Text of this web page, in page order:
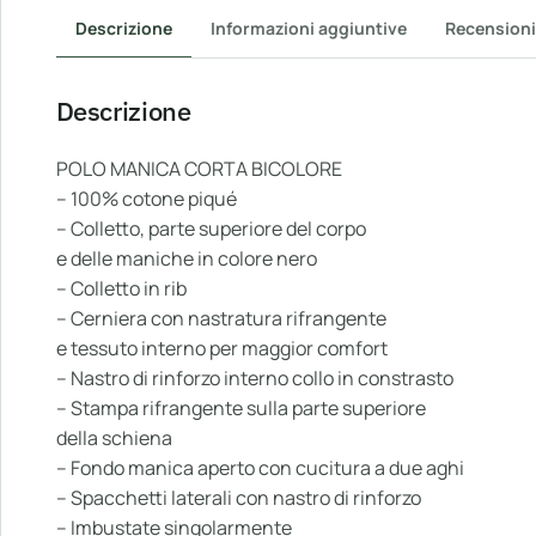
Descrizione Informazioni aggiuntive
Descrizione
POLO MANICA CORTA BICOLORE
– 100% cotone piqué
– Colletto, parte superiore del corpo
e delle maniche in colore nero
– Colletto in rib
– Cerniera con nastratura rifrangente
e tessuto interno per maggior comfort
– Nastro di rinforzo interno collo in constrasto
– Stampa rifrangente sulla parte superiore
della schiena
– Fondo manica aperto con cucitura a due aghi
– Spacchetti laterali con nastro di rinforzo
– Imbustate singolarmente